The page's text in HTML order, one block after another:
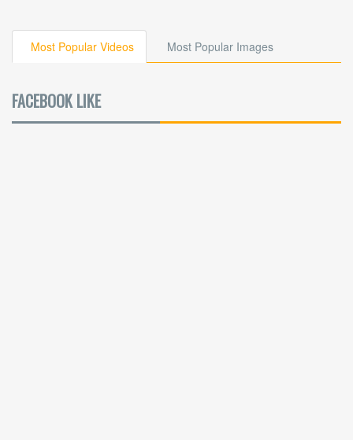
Most Popular Videos Most Popular Images
FACEBOOK LIKE